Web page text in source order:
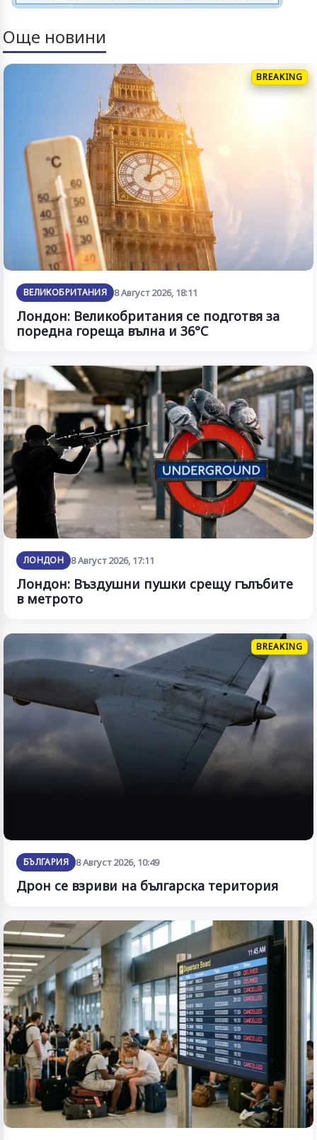
Още новини
BREAKING
ВЕЛИКОБРИТАНИЯ 8 Август 2026, 18:11
Лондон: Великобритания се подготвя за
поредна гореща вълна и 36°C
ЛОНДОН 8 Август 2026, 17:11
Лондон: Въздушни пушки срещу гълъбите
в метрото
BREAKING
БЪЛГАРИЯ 8 Август 2026, 10:49
Дрон се взриви на българска територия